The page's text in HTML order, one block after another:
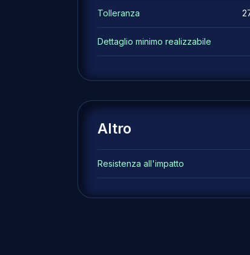
Tolleranza
Dettaglio minimo realizzabile
Altro
Resistenza all'impatto